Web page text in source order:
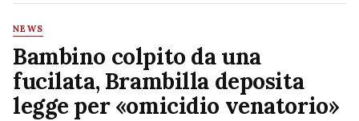
NEWS
Bambino colpito da una
fucilata, Brambilla deposita
legge per «omicidio venatorio»